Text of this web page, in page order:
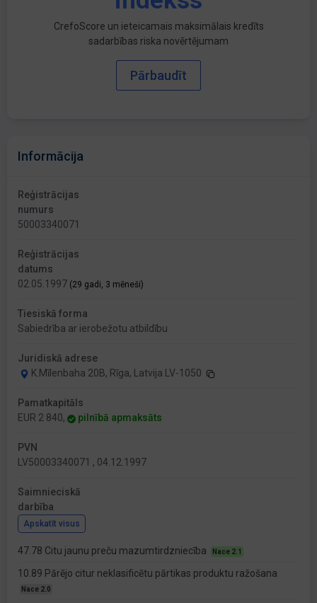
CrefoScore un ieteicamais maksimālais kredīts
sadarbības riska novērtējumam
Pārbaudīt
Informācija
Reģistrācijas
numurs
50003340071
Reģistrācijas
datums
02.05.1997 (29 gadi, 3 mēneši)
Tiesiskā forma
Sabiedrība ar ierobežotu atbildību
Juridiskā adrese
K.Mīlenbaha 20B, Rīga, Latvija LV-1050
Pamatkapitāls
EUR 2 840,
pilnībā apmaksāts
PVN
LV50003340071 , 04.12.1997
Saimnieciskā
darbība
Apskatīt visus
47.78 Citu jaunu preču mazumtirdzniecība Nace 2.1
10.89 Pārējo citur neklasificētu pārtikas produktu ražošana
Nace 2.0